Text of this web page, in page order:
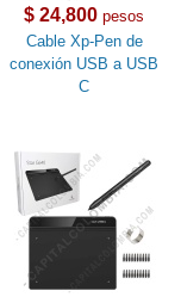
$ 24,800 pesos
Cable Xp-Pen de
conexión USB a USB
C